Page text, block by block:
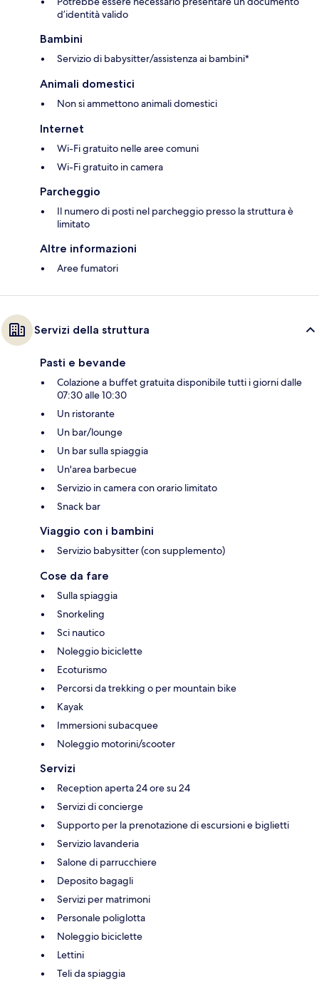
d’identità valido
Bambini
Servizio di babysitter/assistenza ai bambini*
Animali domestici
Non si ammettono animali domestici
Internet
Wi-Fi gratuito nelle aree comuni
Wi-Fi gratuito in camera
Parcheggio
Il numero di posti nel parcheggio presso la struttura è
limitato
Altre informazioni
Aree fumatori
Servizi della struttura
Pasti e bevande
Colazione a buffet gratuita disponibile tutti i giorni dalle
07:30 alle 10:30
Un ristorante
Un bar/lounge
Un bar sulla spiaggia
Un'area barbecue
Servizio in camera con orario limitato
Snack bar
Viaggio con i bambini
Servizio babysitter (con supplemento)
Cose da fare
Sulla spiaggia
Snorkeling
Sci nautico
Noleggio biciclette
Ecoturismo
Percorsi da trekking o per mountain bike
Kayak
Immersioni subacquee
Noleggio motorini/scooter
Servizi
Reception aperta 24 ore su 24
Servizi di concierge
Supporto per la prenotazione di escursioni e biglietti
Servizio lavanderia
Salone di parrucchiere
Deposito bagagli
Servizi per matrimoni
Personale poliglotta
Noleggio biciclette
Lettini
Teli da spiaggia